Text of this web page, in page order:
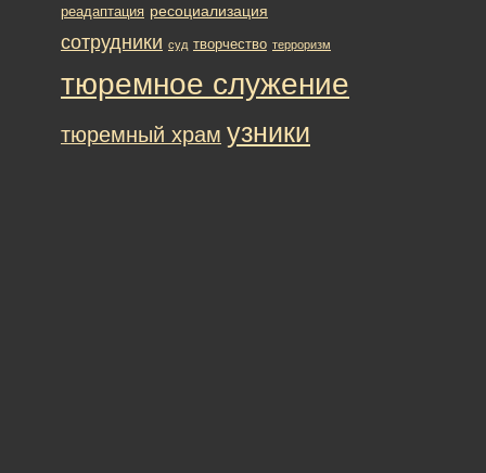
реадаптация ресоциализация
сотрудники суд творчество терроризм
тюремное служение
тюремный храм узники